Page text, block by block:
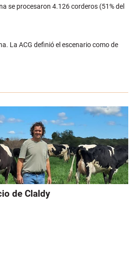
se procesaron 4.126 corderos (51% del
La ACG definió el escenario como de
de Claldy